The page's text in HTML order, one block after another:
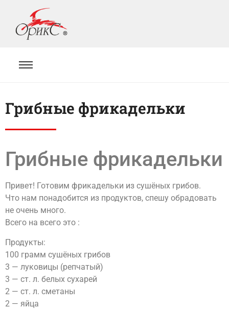
Грибные фрикадельки
Грибные фрикадельки
Привет! Готовим фрикадельки из сушёных грибов.
Что нам понадобится из продуктов, спешу обрадовать
не очень много.
Всего на всего это :
Продукты:
100 грамм сушёных грибов
3 — луковицы (репчатый)
3 — ст. л. белых сухарей
2 — ст. л. сметаны
2 — яйца